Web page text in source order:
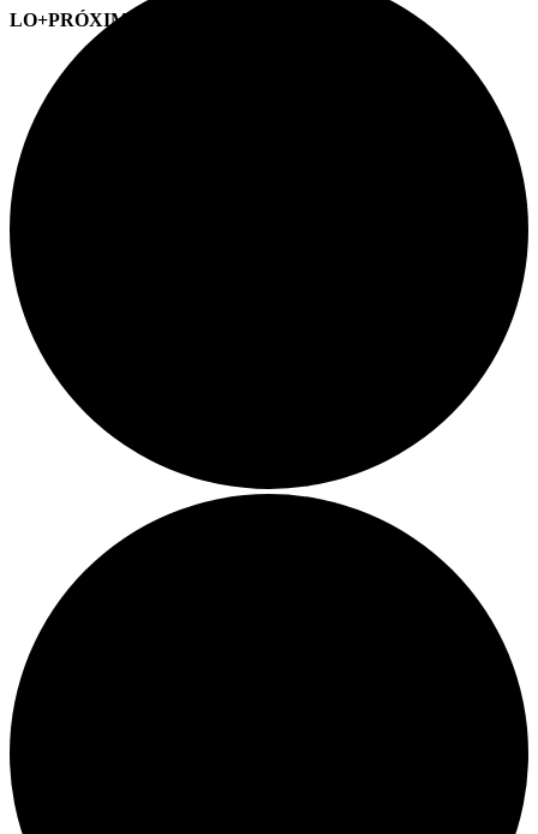
LO+PRÓXIMO (CITAS)